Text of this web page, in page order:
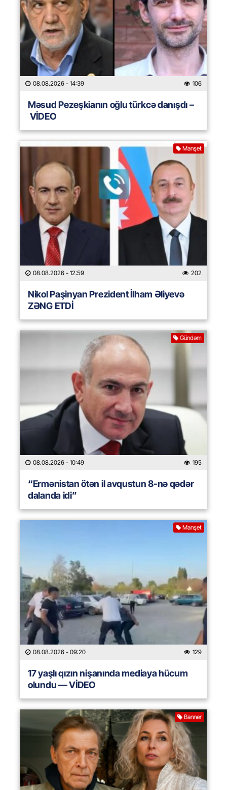
08.08.2026 - 14:39 106
Məsud Pezeşkianın oğlu türkcə danışdı –
VİDEO
Manşet
08.08.2026 - 12:59 202
Nikol Paşinyan Prezident İlham Əliyevə
ZƏNG ETDİ
Gündəm
08.08.2026 - 10:49 195
“Ermənistan ötən il avqustun 8-nə qədər
dalanda idi”
Manşet
08.08.2026 - 09:20 129
17 yaşlı qızın nişanında mediaya hücum
olundu — VİDEO
Banner